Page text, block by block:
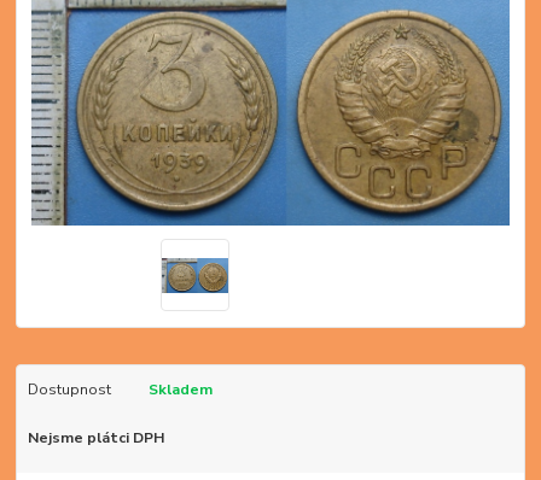
Dostupnost Skladem
Nejsme plátci DPH